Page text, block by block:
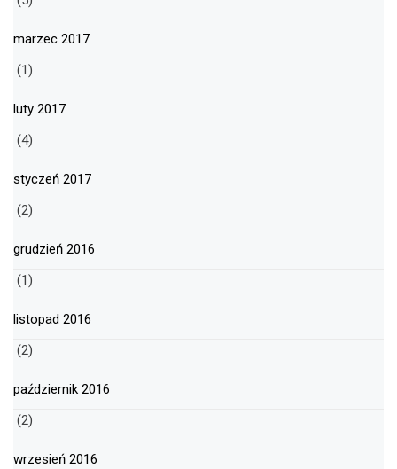
marzec 2017
(1)
luty 2017
(4)
styczeń 2017
(2)
grudzień 2016
(1)
listopad 2016
(2)
październik 2016
(2)
wrzesień 2016